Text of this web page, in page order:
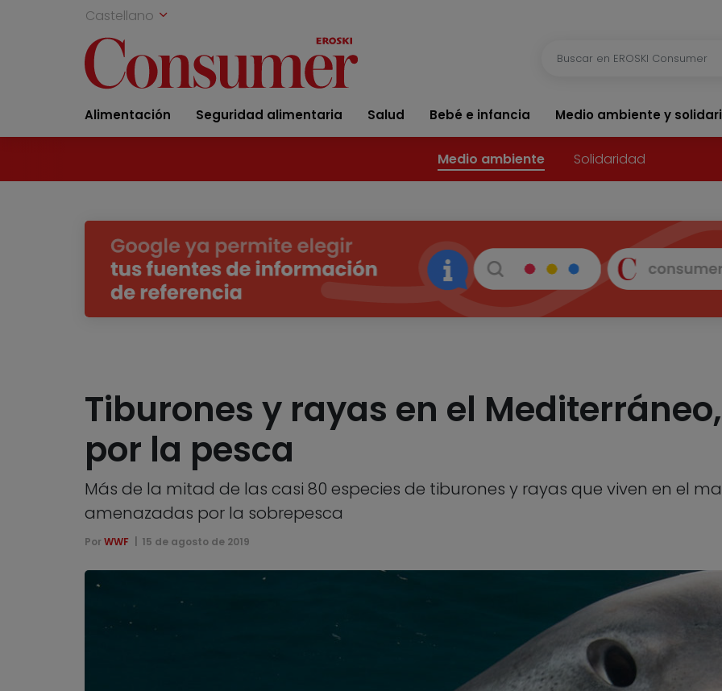
Castellano
Alimentación Seguridad alimentaria Salud Bebé e infancia Medio ambiente y
Medio ambiente Solidaridad
Tiburones y rayas en el
por la pesca
Más de la mitad de las casi 80 especies de tiburones y rayas que viven en el
amenazadas por la sobrepesca
Por WWF 15 de agosto de 2019